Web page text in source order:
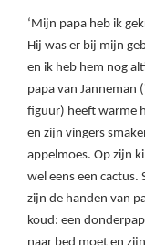
‘Mijn papa heb ik
Hij was er bij mijn
en ik heb hem nog
papa van Janneman
figuur) heeft warme
en zijn vingers
appelmoes. Op zijn
wel eens een cactus.
zijn de handen van
koud: een